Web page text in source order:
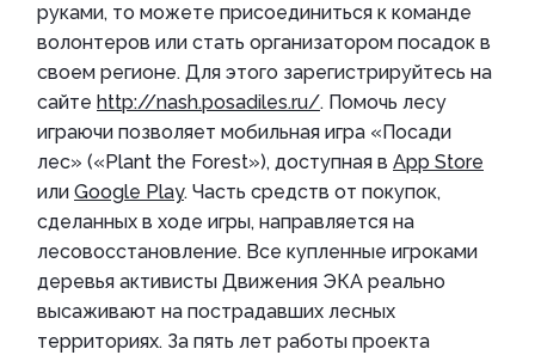
руками, то можете присоединиться к команде
волонтеров или стать организатором посадок в
своем регионе. Для этого зарегистрируйтесь на
сайте http://nash.posadiles.ru/. Помочь лесу
играючи позволяет мобильная игра «Посади
лес» («Plant the Forest»), доступная в App Store
или Google Play. Часть средств от покупок,
сделанных в ходе игры, направляется на
лесовосстановление. Все купленные игроками
деревья активисты Движения ЭКА реально
высаживают на пострадавших лесных
территориях. За пять лет работы проекта